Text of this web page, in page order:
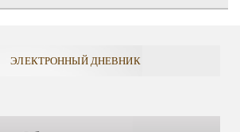
ЭЛЕКТРОННЫЙ ДНЕВНИК